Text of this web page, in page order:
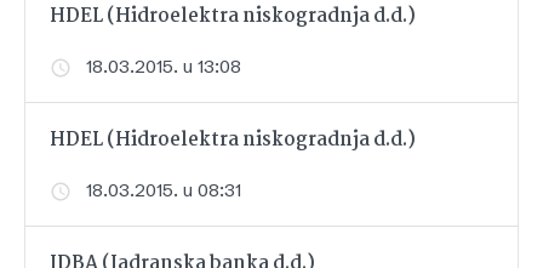
HDEL (Hidroelektra niskogradnja d.d.)
18.03.2015. u 13:08
HDEL (Hidroelektra niskogradnja d.d.)
18.03.2015. u 08:31